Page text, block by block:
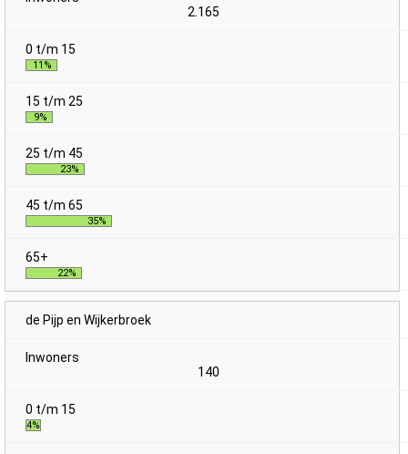
2.165
11%
9%
23%
35%
22%
de Pijp en Wijkerbroek
140
4%